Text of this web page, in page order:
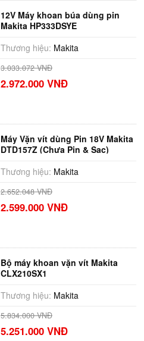
12V Máy khoan búa dùng pin
Makita HP333DSYE
Thương hiệu: Makita
3.033.072 VNĐ
2.972.000 VNĐ
Máy Vặn vít dùng Pin 18V Makita
DTD157Z (Chưa Pin & Sạc)
Thương hiệu: Makita
2.652.048 VNĐ
2.599.000 VNĐ
Bộ máy khoan vặn vít Makita
CLX210SX1
Thương hiệu: Makita
5.834.000 VNĐ
5.251.000 VNĐ